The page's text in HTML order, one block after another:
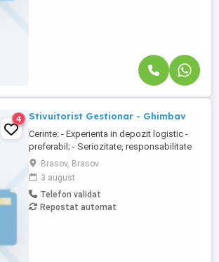
4 Stivuitorist Gestionar - Ghimbav
Cerinte: - Experienta in depozit logistic -
preferabil; - Seriozitate, responsabilitate
și implicare; - Rezistenta la efort fizic; -
Posesor autorizatie ISCIR reprezinta
avantaj. Activitate: - Respectarea
procedurilor operaţionale la nivel de
depozit; - Manipularea cutiilor in depozit
Brasov, Brasov
3 august
Telefon validat
Repostat automat